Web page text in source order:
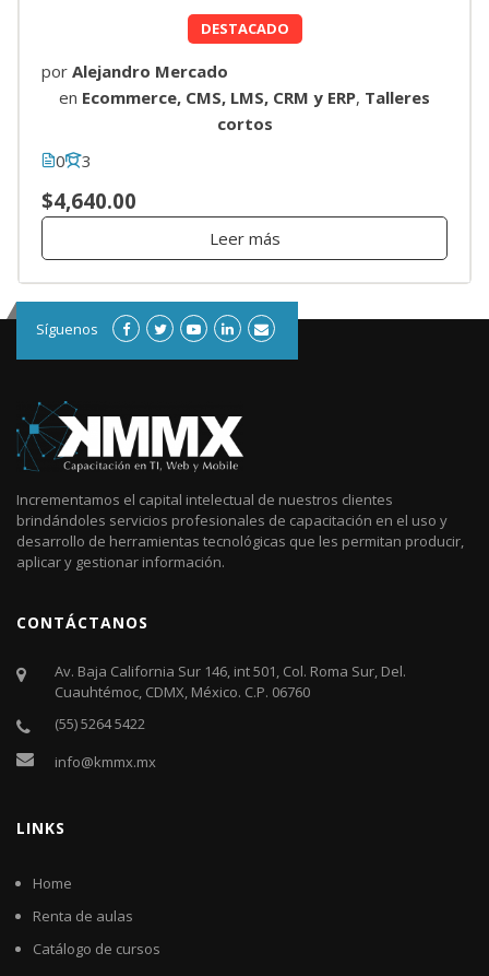
DESTACADO
por Alejandro Mercado
en Ecommerce, CMS, LMS, CRM y ERP, Talleres
cortos
0
3
$4,640.00
Leer más
Síguenos
Incrementamos el capital intelectual de nuestros clientes
brindándoles servicios profesionales de capacitación en el uso y
desarrollo de herramientas tecnológicas que les permitan producir,
aplicar y gestionar información.
CONTÁCTANOS
Av. Baja California Sur 146, int 501, Col. Roma Sur, Del.
Cuauhtémoc, CDMX, México. C.P. 06760​
(55) 5264 5422
info@kmmx.mx
LINKS
Home
Renta de aulas
Catálogo de cursos